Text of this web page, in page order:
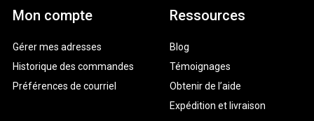
Mon compte
Gérer mes adresses
Historique des commandes
Préférences de courriel
Ressources
Blog
Témoignages
Obtenir de l’aide
Expédition et livraison